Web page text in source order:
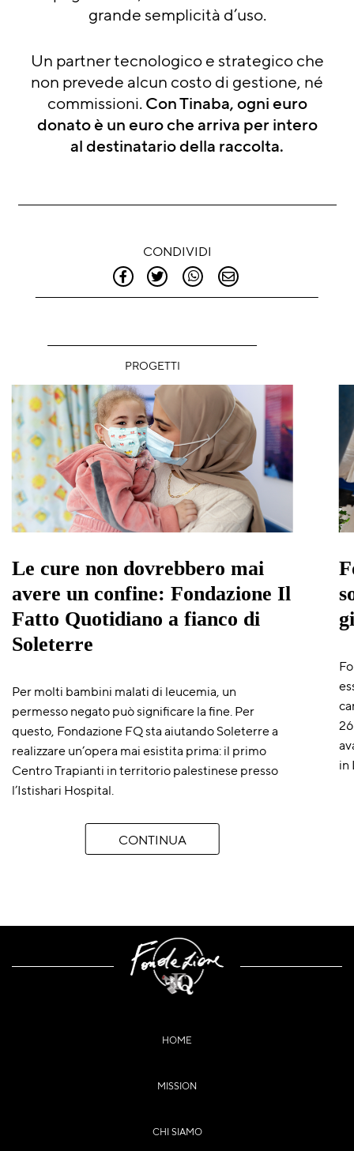
grande semplicità d’uso.
Un partner tecnologico e strategico che
non prevede alcun costo di gestione, né
commissioni.Con Tinaba, ogni euro
donato è un euro che arriva per intero
al destinatario della raccolta.
CONDIVIDI
PROGETTI
Le cure non dovrebbero mai
avere un confine: Fondazione Il
Fatto Quotidiano a fianco di
Soleterre
Per molti bambini malati di leucemia, un
permesso negato può significare la fine. Per
questo, Fondazione FQ sta aiutando Soleterre a
realizzare un’opera mai esistita prima: il primo
Centro Trapianti in territorio palestinese presso
l’Istishari Hospital.
CONTINUA
in
HOME
MISSION
CHI SIAMO